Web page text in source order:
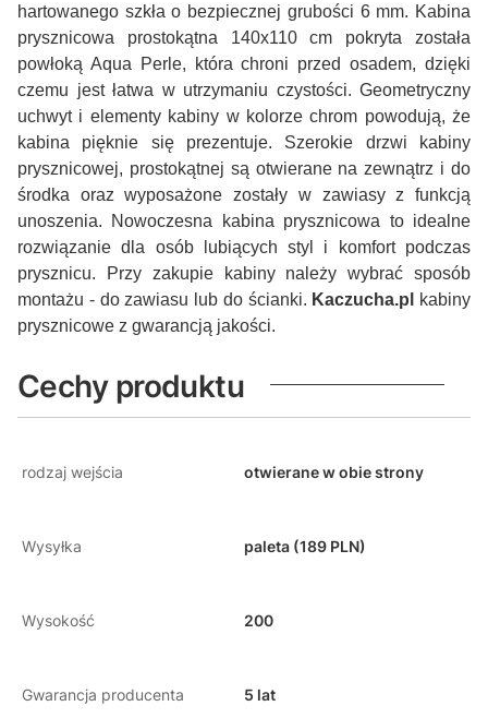
hartowanego szkła o bezpiecznej grubości 6 mm. Kabina
prysznicowa prostokątna 140x110 cm pokryta została
powłoką Aqua Perle, która chroni przed osadem, dzięki
czemu jest łatwa w utrzymaniu czystości. Geometryczny
uchwyt i elementy kabiny w kolorze chrom powodują, że
kabina pięknie się prezentuje. Szerokie drzwi kabiny
prysznicowej, prostokątnej są otwierane na zewnątrz i do
środka oraz wyposażone zostały w zawiasy z funkcją
unoszenia. Nowoczesna kabina prysznicowa to idealne
rozwiązanie dla osób lubiących styl i komfort podczas
prysznicu. Przy zakupie kabiny należy wybrać sposób
montażu - do zawiasu lub do ścianki. Kaczucha.pl
kabiny
prysznicowe z gwarancją jakości.
Cechy produktu
rodzaj wejścia otwierane w obie strony
Wysyłka paleta (189 PLN)
Wysokość 200
Gwarancja producenta 5 lat